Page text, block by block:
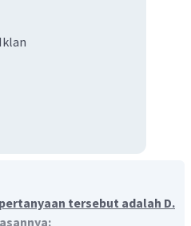
Iklan
tersebut adalah D.